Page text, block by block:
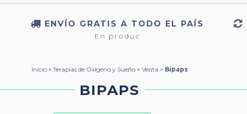
ENVÍO GRATIS A TODO EL PAÍS
En produc
Inicio > Terapias de Oxígeno y Sueño > Venta > Bipaps
BIPAPS